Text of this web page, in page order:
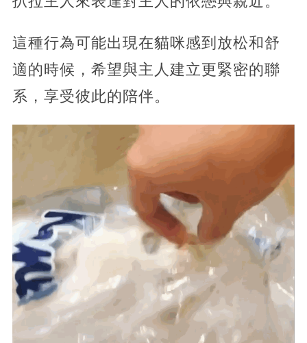
這種行為可能出現在貓咪感到放松和舒
適的時候，希望與主人建立更緊密的聯
系，享受彼此的陪伴。